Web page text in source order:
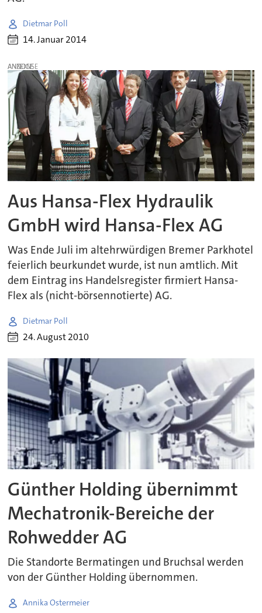
Dietmar Poll
14. Januar 2014
ANZEIGE
Aus Hansa-Flex Hydraulik
GmbH wird Hansa-Flex AG
Was Ende Juli im altehrwürdigen Bremer Parkhotel
feierlich beurkundet wurde, ist nun amtlich. Mit
dem Eintrag ins Handelsregister firmiert Hansa-
Flex als (nicht-börsennotierte) AG.
Dietmar Poll
24. August 2010
Günther Holding übernimmt
Mechatronik-Bereiche der
Rohwedder AG
Die Standorte Bermatingen und Bruchsal werden
von der Günther Holding übernommen.
Annika Ostermeier